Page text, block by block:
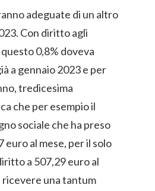
adeguate di un altro
Con diritto agli
0,8% doveva
a gennaio 2023 e per
tredicesima
che per esempio il
sociale che ha preso
euro al mese, per il solo
a 507,29 euro al
ricevere una tantum